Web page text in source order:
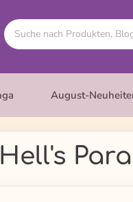
August-
Hell's